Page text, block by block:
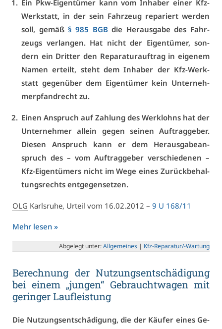
Ein Pkw-Ei­gen­tü­mer kann vom In­ha­ber ei­ner Kfz-
Werk­statt, in der sein Fahr­zeug re­pa­riert wer­den
soll, ge­mäß§ 985 BGB die Her­aus­ga­be des Fahr­
zeugs ver­lan­gen. Hat nicht der Ei­gen­tü­mer, son­
dern ein Drit­ter den Re­pa­ra­tur­auf­trag in ei­ge­nem
Na­men er­teilt, steht dem In­ha­ber der Kfz-Werk­
statt ge­gen­über dem Ei­gen­tü­mer kein Un­ter­neh­
mer­pfand­recht zu.
Ei­nen An­spruch auf Zah­lung des Werklohns hat der
Un­ter­neh­mer al­lein ge­gen sei­nen Auf­trag­ge­ber.
Die­sen An­spruch kann er dem Her­aus­ga­be­an­
spruch des – vom Auf­trag­ge­ber ver­schie­de­nen –
Kfz-Ei­gen­tü­mers nicht im We­ge ei­nes Zu­rück­be­hal­
tungs­rechts ent­ge­gen­set­zen.
OLG Karls­ru­he, Ur­teil vom 16.02.2012 – 9 U 168/11
Mehr le­sen »
Ab­ge­legt un­ter:All­ge­mei­nes | Kfz-Re­pa­ra­tur/-War­tung
Be­rech­nung der Nut­zungs­ent­schä­di­gung
bei ei­nem „jun­gen“ Ge­braucht­wa­gen mit
ge­rin­ger Lauf­leis­tung
Die Nut­zungs­ent­schä­di­gung, die der Käu­fer ei­nes Ge­